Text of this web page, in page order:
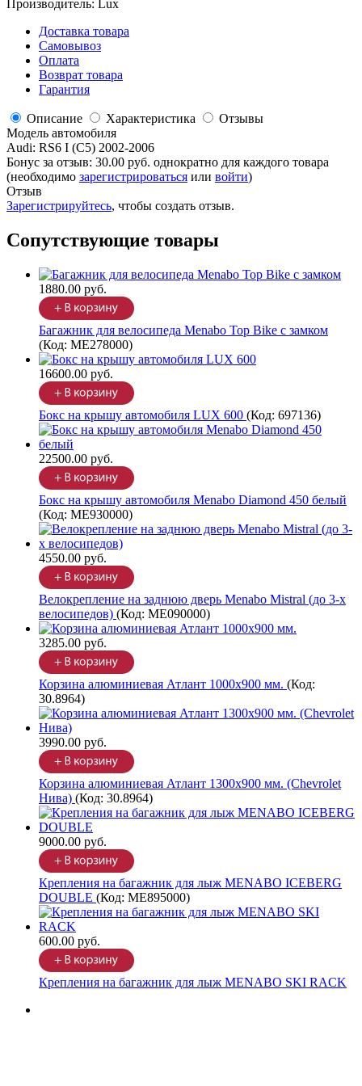
Производитель: Lux
Доставка товара
Самовывоз
Оплата
Возврат товара
Гарантия
Описание Характеристика
Отзывы
Модель автомобиля
Audi: RS6 I (C5) 2002-2006
Бонус за отзыв: 30.00 руб. однократно для каждого товара
(необходимо зарегистрироваться или войти)
Отзыв
Зарегистрируйтесь, чтобы создать отзыв.
Сопутствующие товары
1880.00 руб.
Багажник для велосипеда Menabo Top Bike с замком
(Код: ME278000)
16600.00 руб.
Бокс на крышу автомобиля LUX 600 (Код: 697136)
22500.00 руб.
Бокс на крышу автомобиля Menabo Diamond 450 белый
(Код: ME930000)
4550.00 руб.
Велокрепление на заднюю дверь Menabo Mistral (до 3-х
велосипедов) (Код: ME090000)
3285.00 руб.
Корзина алюминиевая Атлант 1000х900 мм. (Код:
30.8964)
3990.00 руб.
Корзина алюминиевая Атлант 1300х900 мм. (Chevrolet
Нива) (Код: 30.8964)
9000.00 руб.
Крепления на багажник для лыж MENABO ICEBERG
DOUBLE (Код: ME895000)
600.00 руб.
Крепления на багажник для лыж MENABO SKI RACK